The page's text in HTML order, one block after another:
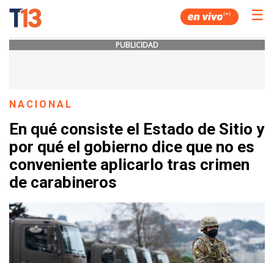
☰
PUBLICIDAD
NACIONAL
En qué consiste el Estado de Sitio y
por qué el gobierno dice que no es
conveniente aplicarlo tras crimen
de carabineros